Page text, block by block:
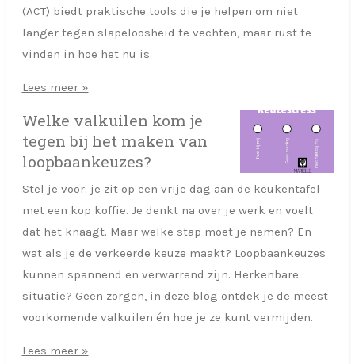
(ACT) biedt praktische tools die je helpen om niet
langer tegen slapeloosheid te vechten, maar rust te
vinden in hoe het nu is.
Lees meer »
Welke valkuilen kom je
tegen bij het maken van
loopbaankeuzes?
Stel je voor: je zit op een vrije dag aan de keukentafel
met een kop koffie. Je denkt na over je werk en voelt
dat het knaagt. Maar welke stap moet je nemen? En
wat als je de verkeerde keuze maakt? Loopbaankeuzes
kunnen spannend en verwarrend zijn. Herkenbare
situatie? Geen zorgen, in deze blog ontdek je de meest
voorkomende valkuilen én hoe je ze kunt vermijden.
Lees meer »